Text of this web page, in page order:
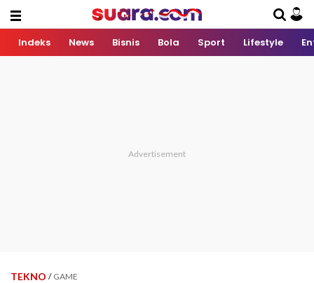
Indeks News Bisnis Bola Sport Lifestyle
TEKNO / GAME